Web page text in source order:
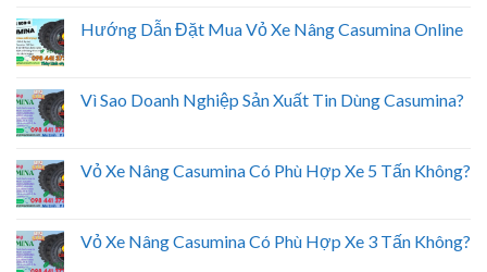
Hướng Dẫn Đặt Mua Vỏ Xe Nâng Casumina Online
Vì Sao Doanh Nghiệp Sản Xuất Tin Dùng Casumina?
Vỏ Xe Nâng Casumina Có Phù Hợp Xe 5 Tấn Không?
Vỏ Xe Nâng Casumina Có Phù Hợp Xe 3 Tấn Không?